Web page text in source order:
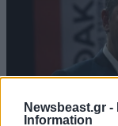
Newsbeast.gr -
Information